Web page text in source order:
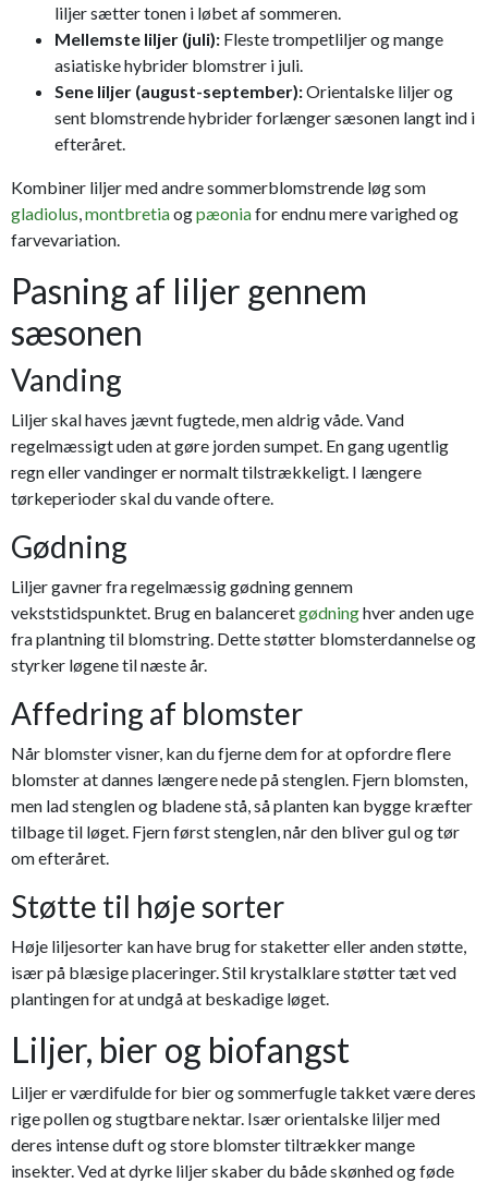
liljer sætter tonen i løbet af sommeren.
Mellemste liljer (juli): Fleste trompetliljer og mange
asiatiske hybrider blomstrer i juli.
Sene liljer (august-september):Orientalske liljer og
sent blomstrende hybrider forlænger sæsonen langt ind i
efteråret.
Kombiner liljer med andre sommerblomstrende løg som
gladiolus,montbretiaogpæoniafor endnu mere varighed og
farvevariation.
Pasning af liljer gennem
sæsonen
Vanding
Liljer skal haves jævnt fugtede, men aldrig våde. Vand
regelmæssigt uden at gøre jorden sumpet. En gang ugentlig
regn eller vandinger er normalt tilstrækkeligt. I længere
tørkeperioder skal du vande oftere.
Gødning
Liljer gavner fra regelmæssig gødning gennem
vekststidspunktet. Brug en balanceretgødninghver anden uge
fra plantning til blomstring. Dette støtter blomsterdannelse og
styrker løgene til næste år.
Affedring af blomster
Når blomster visner, kan du fjerne dem for at opfordre flere
blomster at dannes længere nede på stenglen. Fjern blomsten,
men lad stenglen og bladene stå, så planten kan bygge kræfter
tilbage til løget. Fjern først stenglen, når den bliver gul og tør
om efteråret.
Støtte til høje sorter
Høje liljesorter kan have brug for staketter eller anden støtte,
især på blæsige placeringer. Stil krystalklare støtter tæt ved
plantingen for at undgå at beskadige løget.
Liljer, bier og biofangst
Liljer er værdifulde for bier og sommerfugle takket være deres
rige pollen og stugtbare nektar. Især orientalske liljer med
deres intense duft og store blomster tiltrækker mange
insekter. Ved at dyrke liljer skaber du både skønhed og føde